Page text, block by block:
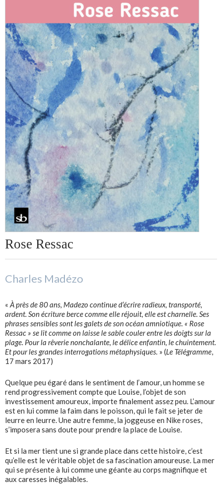
Rose Ressac
Charles Madézo
« À près de 80 ans, Madezo continue d’écrire radieux, transporté,
ardent. Son écriture berce comme elle réjouit, elle est charnelle. Ses
phrases sensibles sont les galets de son océan amniotique. « Rose
Ressac » se lit comme on laisse le sable couler entre les doigts sur la
plage. Pour la rêverie nonchalante, le délice enfantin, le chuintement.
Et pour les grandes interrogations métaphysiques. » (Le Télégramme,
17 mars 2017)
Quelque peu égaré dans le sentiment de l’amour, un homme se
rend progressivement compte que Louise, l’objet de son
investissement amoureux, importe finalement assez peu. L’amour
est en lui comme la faim dans le poisson, qui le fait se jeter de
leurre en leurre. Une autre femme, la joggeuse en Nike roses,
s’imposera sans doute pour prendre la place de Louise.
Et si la mer tient une si grande place dans cette histoire, c’est
qu’elle est le véritable objet de sa fascination amoureuse. La mer
qui se présente à lui comme une géante au corps magnifique et
aux caresses inégalables.